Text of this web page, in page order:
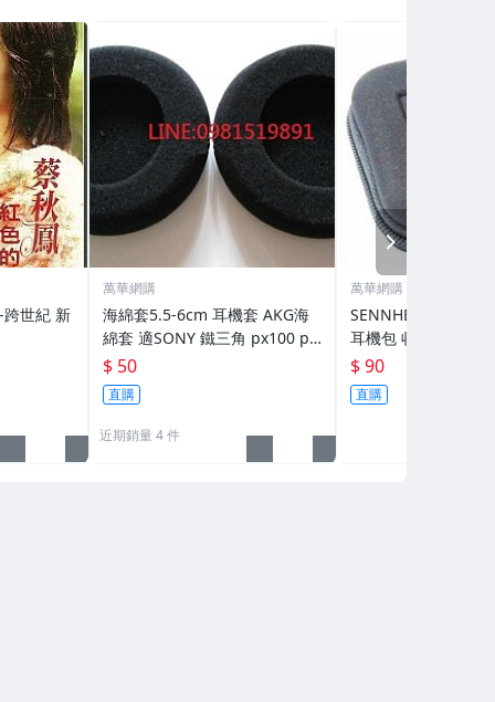
萬華網購
海綿套5.5-6cm 耳機套 AKG海
綿套 適SONY 鐵三角 px100 px
200 K414 H320 G57
$ 50
直購
近期銷量 4 件
萬華網購
SENNHEISER 方形
耳機包 收納包 耳機
IE8 ex90 IE7 UE
CX500 MX500
$ 90
直購